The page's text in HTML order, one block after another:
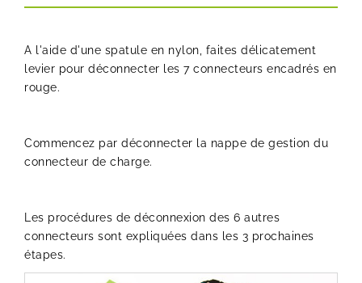
A l'aide d'une spatule en nylon, faites délicatement
levier pour déconnecter les 7 connecteurs encadrés en
rouge.
Commencez par déconnecter la nappe de gestion du
connecteur de charge.
Les procédures de déconnexion des 6 autres
connecteurs sont expliquées dans les 3 prochaines
étapes.